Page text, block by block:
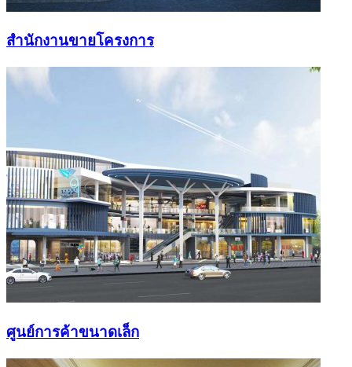
สำนักงานขายโครงการ
ศูนย์การค้าขนาดเล็ก